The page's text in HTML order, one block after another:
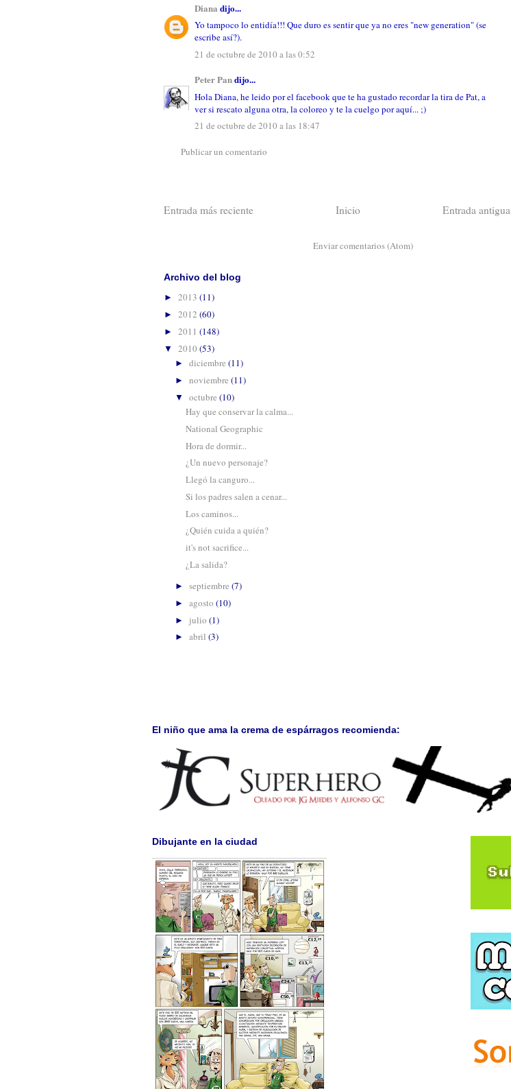
Diana dijo...
Yo tampoco lo entidía!!! Que duro es sentir que ya no eres "new generation" (se
escribe así?).
21 de octubre de 2010 a las 0:52
Peter Pandijo...
Hola Diana, he leido por el facebook que te ha gustado recordar la tira de Pat, a
ver si rescato alguna otra, la coloreo y te la cuelgo por aquí... ;)
21 de octubre de 2010 a las 18:47
Publicar un comentario
Entrada más reciente Entrada antigua
Inicio
Enviar comentarios (Atom)
Archivo del blog
► 2013 (11)
► 2012 (60)
► 2011 (148)
▼ 2010 (53)
► diciembre (11)
► noviembre (11)
▼ octubre (10)
Hay que conservar la calma...
National Geographic
Hora de dormir...
¿Un nuevo personaje?
Llegó la canguro...
Si los padres salen a cenar...
Los caminos...
¿Quién cuida a quién?
it's not sacrifice...
¿La salida?
► septiembre (7)
► agosto (10)
► julio (1)
► abril (3)
El niño que ama la crema de espárragos recomienda:
Dibujante en la ciudad